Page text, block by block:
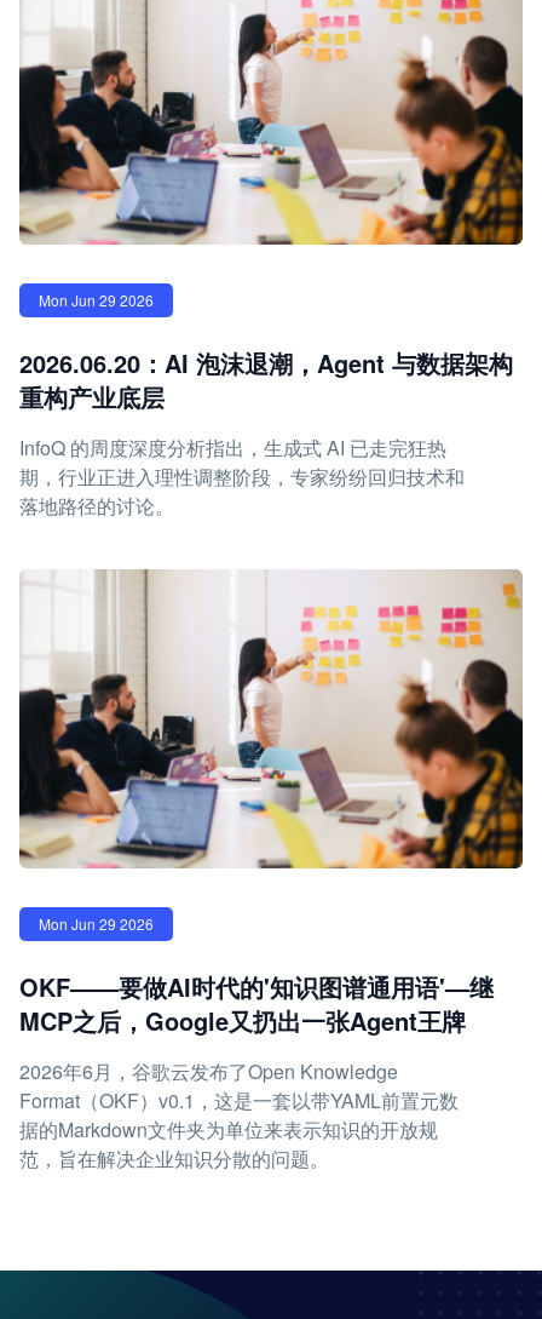
Mon Jun 29 2026
2026.06.20：AI 泡沫退潮，Agent 与数据架构
重构产业底层
InfoQ 的周度深度分析指出，生成式 AI 已走完狂热
期，行业正进入理性调整阶段，专家纷纷回归技术和
落地路径的讨论。
Mon Jun 29 2026
OKF——要做AI时代的'知识图谱通用语'—继
MCP之后，Google又扔出一张Agent王牌
2026年6月，谷歌云发布了Open Knowledge
Format（OKF）v0.1，这是一套以带YAML前置元数
据的Markdown文件夹为单位来表示知识的开放规
范，旨在解决企业知识分散的问题。